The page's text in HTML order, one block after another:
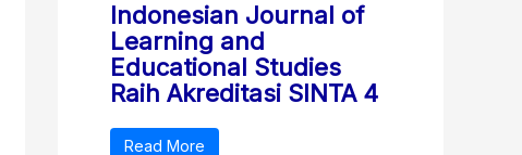
Indonesian Journal of
Learning and
Educational Studies
Raih Akreditasi SINTA 4
Read More